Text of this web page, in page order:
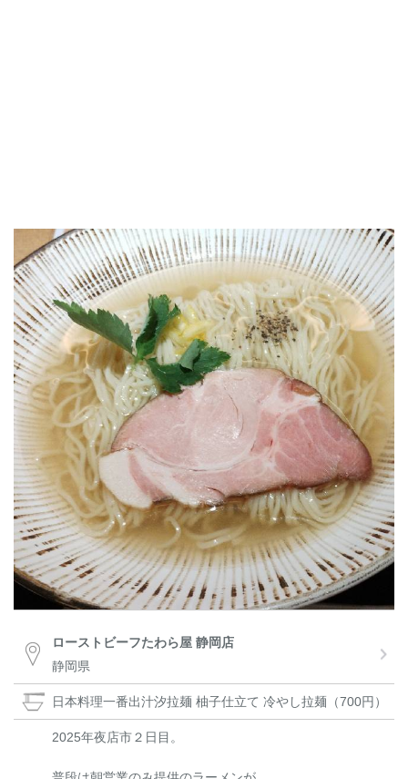
ローストビーフたわら屋 静岡店
静岡県
日本料理一番出汁汐拉麺 柚子仕立て 冷やし拉麺（700円）
2025年夜店市２日目。